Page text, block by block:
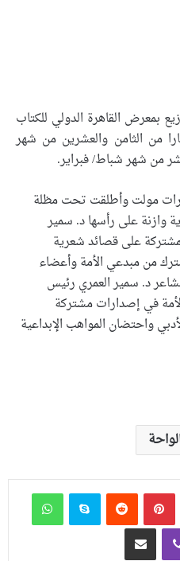
بمعرض القاهرة الدولي للكتاب
اعتبارا من الثامن والعشرين من شهر
من شهر شباط/ فبراير.
مولت وأطلقت تحت مظلة
وازنة على رأسها د. سمير
على قصائد شعرية
من مبدعي الأمة وأعضاء
د. سمير العمري رئيس
في إصدارات مشتركة
واحتضان المواهب الإبداعية
بينتيريست سكايب
ڤايبر مشاركة عبر البريد